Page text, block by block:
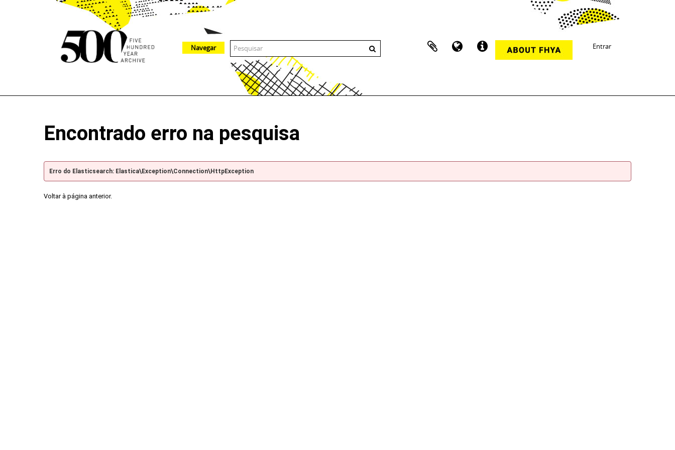
Entrar
Navegar
Encontrado erro na pesquisa
Erro do Elasticsearch: Elastica\Exception\Connection\HttpException
Voltar à página anterior.